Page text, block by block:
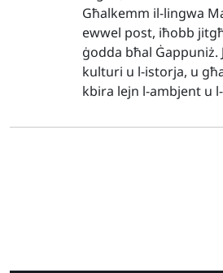
Għalkemm il-lingwa
ewwel post, iħobb
ġodda bħal Ġappuniż.
kulturi u l-istorja, u
kbira lejn l-ambjent u